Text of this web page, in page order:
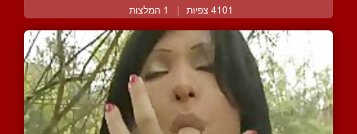
4101 צפיות | 1 המלצות